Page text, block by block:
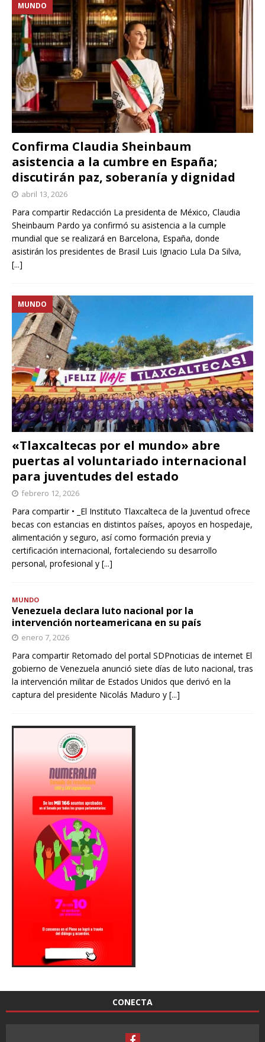
Confirma Claudia Sheinbaum
asistencia a la cumbre en España;
discutirán paz, soberanía y dignidad
MUNDO
abril 13, 2026
Para compartir Redacción La presidenta de México, Claudia
Sheinbaum Pardo ya confirmó su asistencia a la cumple
mundial que se realizará en Barcelona, España, donde
asistirán los presidentes de Brasil Luis Ignacio Lula Da Silva,
[...]
«Tlaxcaltecas por el mundo» abre
puertas al voluntariado internacional
para juventudes del estado
MUNDO
febrero 12, 2026
Para compartir • _El Instituto Tlaxcalteca de la Juventud ofrece
becas con estancias en distintos países, apoyos en hospedaje,
alimentación y seguro, así como formación previa y
certificación internacional, fortaleciendo su desarrollo
personal, profesional y [...]
MUNDO
Venezuela declara luto nacional por la
intervención norteamericana en su país
enero 7, 2026
Para compartir Retomado del portal SDPnoticias de internet El
gobierno de Venezuela anunció siete días de luto nacional, tras
la intervención militar de Estados Unidos que derivó en la
captura del presidente Nicolás Maduro y [...]
CONECTA